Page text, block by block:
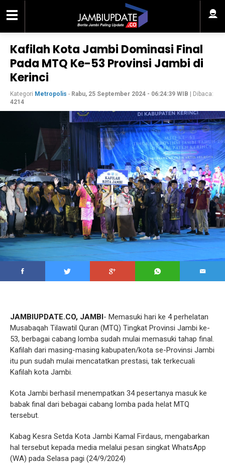
Kafilah Kota Jambi Dominasi Final
Pada MTQ Ke-53 Provinsi Jambi di
Kerinci
Kategori Metropolis - Rabu, 25 September 2024 - 06:24:39 WIB | Dibaca:
4214
JAMBIUPDATE.CO, JAMBI- Memasuki hari ke 4 perhelatan
Musabaqah Tilawatil Quran (MTQ) Tingkat Provinsi Jambi ke-
53, berbagai cabang lomba sudah mulai memasuki tahap final.
Kafilah dari masing-masing kabupaten/kota se-Provinsi Jambi
itu pun sudah mulai mencatatkan prestasi, tak terkecuali
Kafilah kota Jambi.
Kota Jambi berhasil menempatkan 34 pesertanya masuk ke
babak final dari bebagai cabang lomba pada helat MTQ
tersebut.
Kabag Kesra Setda Kota Jambi Kamal Firdaus, mengabarkan
hal tersebut kepada media melalui pesan singkat WhatsApp
(WA) pada Selasa pagi (24/9/2024)